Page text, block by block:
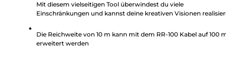
Mit diesem vielseitigen Tool überwindest du viele
Einschränkungen und kannst deine kreativen Visionen
Die Reichweite von 10 m kann mit dem RR-100 Kabel auf 100
erweitert werden